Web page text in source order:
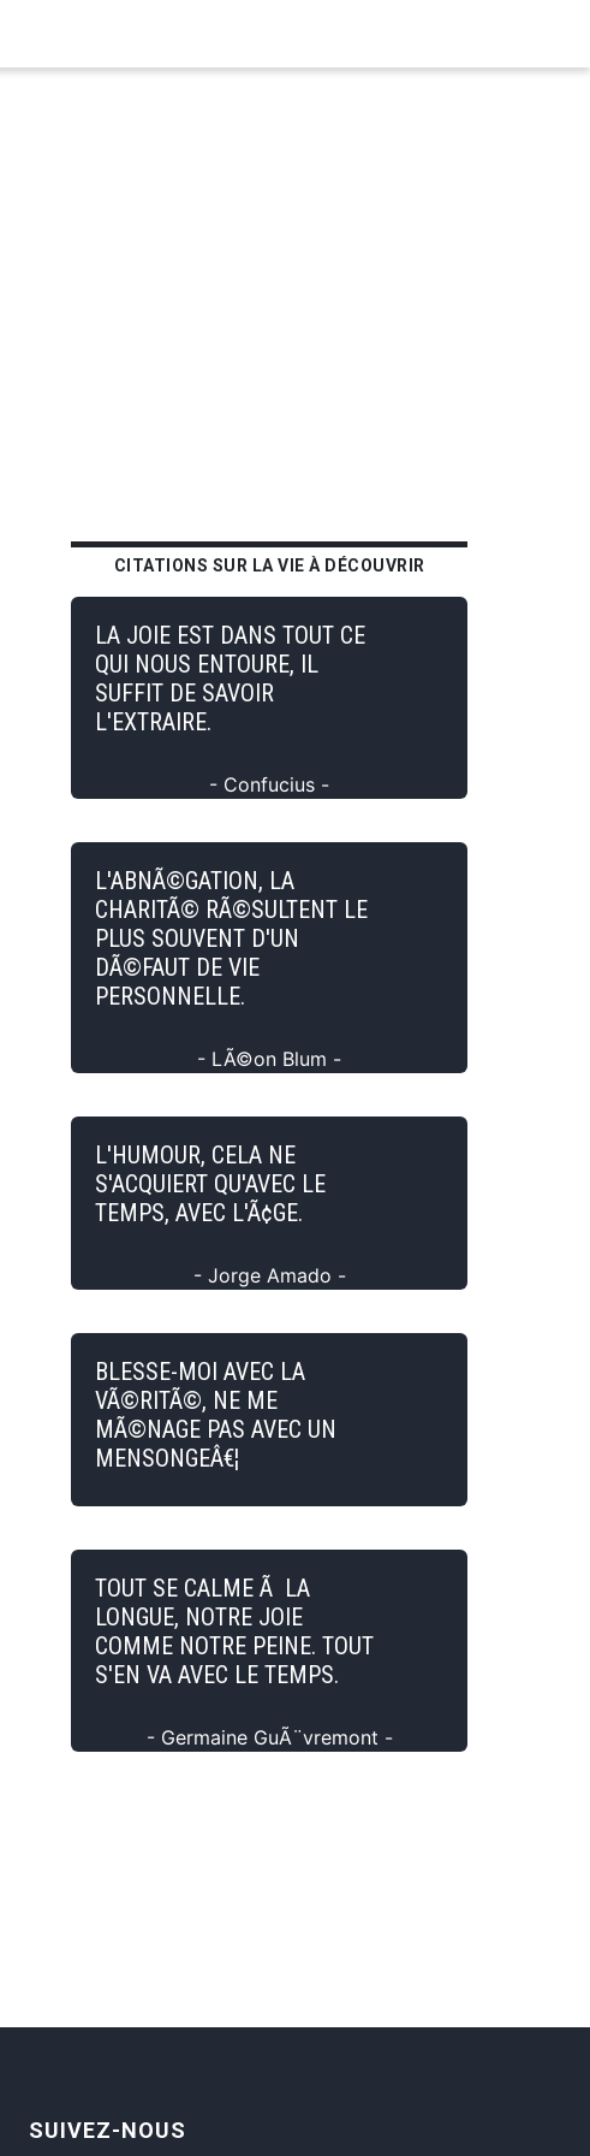
CITATIONS SUR LA VIE À DÉCOUVRIR
LA JOIE EST DANS TOUT CE
QUI NOUS ENTOURE, IL
SUFFIT DE SAVOIR
L'EXTRAIRE.
- Confucius -
L'ABNÃ©GATION, LA
CHARITÃ© RÃ©SULTENT LE
PLUS SOUVENT D'UN
DÃ©FAUT DE VIE
PERSONNELLE.
- LÃ©on Blum -
L'HUMOUR, CELA NE
S'ACQUIERT QU'AVEC LE
TEMPS, AVEC L'Ã¢GE.
- Jorge Amado -
BLESSE-MOI AVEC LA
VÃ©RITÃ©, NE ME
MÃ©NAGE PAS AVEC UN
MENSONGEÂ€¦
TOUT SE CALME Ã LA
LONGUE, NOTRE JOIE
COMME NOTRE PEINE. TOUT
S'EN VA AVEC LE TEMPS.
- Germaine GuÃ¨vremont -
SUIVEZ-NOUS